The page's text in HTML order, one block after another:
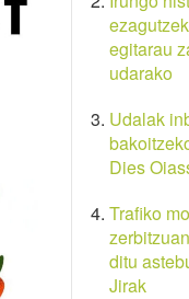
egitarau
udarako
Udalak
Dies
Trafiko
ditu
Jirak